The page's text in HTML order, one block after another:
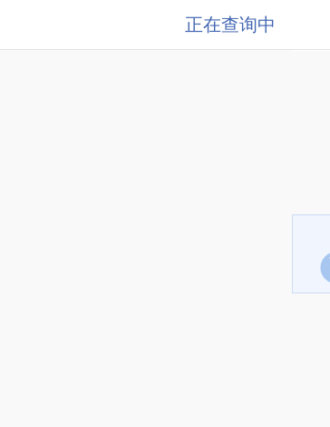
正在查询中